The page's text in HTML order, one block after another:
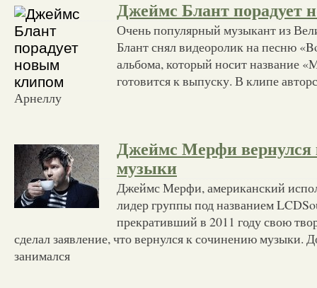
Джеймс Блант порадует
Очень популярный музыкант из
Блант снял видеоролик на песню
альбома, который носит название
готовится к выпуску. В клипе
Арнеллу
Джеймс Мерфи вернулся
музыки
Джеймс Мерфи, американский
лидер группы под названием
прекративший в 2011 году свою
сделал заявление, что вернулся к сочинению музыки.
занимался